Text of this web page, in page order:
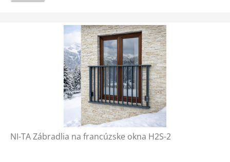
NI-TA Zábradlia na francúzske okna H2S-2